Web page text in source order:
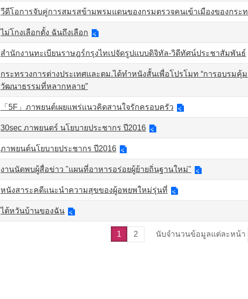
วีดีโอการจับคู่การสมรสข้ามพรมแดนของกรมตรวจคนเข้าเมืองของกระ
ไม่โกงเลือกตั้ง ฉันถึงเลือก
สำนักงานทะเบียนราษฎร์กรุงไทเปจัดรูปแบบดิจิทัล-วิดีทัศน์ประชาสัมพันธ์
กระทรวงการต่างประเทศและตม.ได้ทำหนังสั้นเพื่อโปรโมท “การอบรมคุ้
วัฒนาธรรมที่หลากหลาย”
「5F」ภาพยนต์เผยแพร่แนวคิดสานใจรักครอบครัว
30sec ภาพยนตร์ นโยบายประชากร ปี2016
ภาพยนต์นโยบายประชากร ปี2016
งานนัดพบผู้สื่อข่าว "แผนที่อาหารอร่อยผู้ย้ายถิ่นฐานใหม่"
หนังสาระคดีแนะนำความสุขของผู้อพยพใหม่รุ่นที่
ไต้หวันบ้านของฉัน
1 2 นับจำนวนข้อมูลแต่ละหน้า